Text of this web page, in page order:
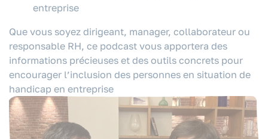
entreprise
Que vous soyez dirigeant, manager, collaborateur ou
responsable RH, ce podcast vous apportera des
informations précieuses et des outils concrets pour
encourager l’inclusion des personnes en situation de
handicap en entreprise